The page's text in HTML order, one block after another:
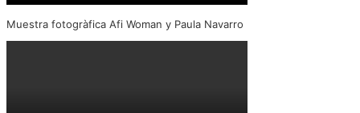
Muestra fotogràfica Afi Woman y Paula Navarro